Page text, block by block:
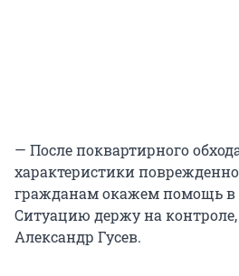
— После поквартирного
характеристики
гражданам окажем помощь в
Ситуацию держу на
Александр Гусев.